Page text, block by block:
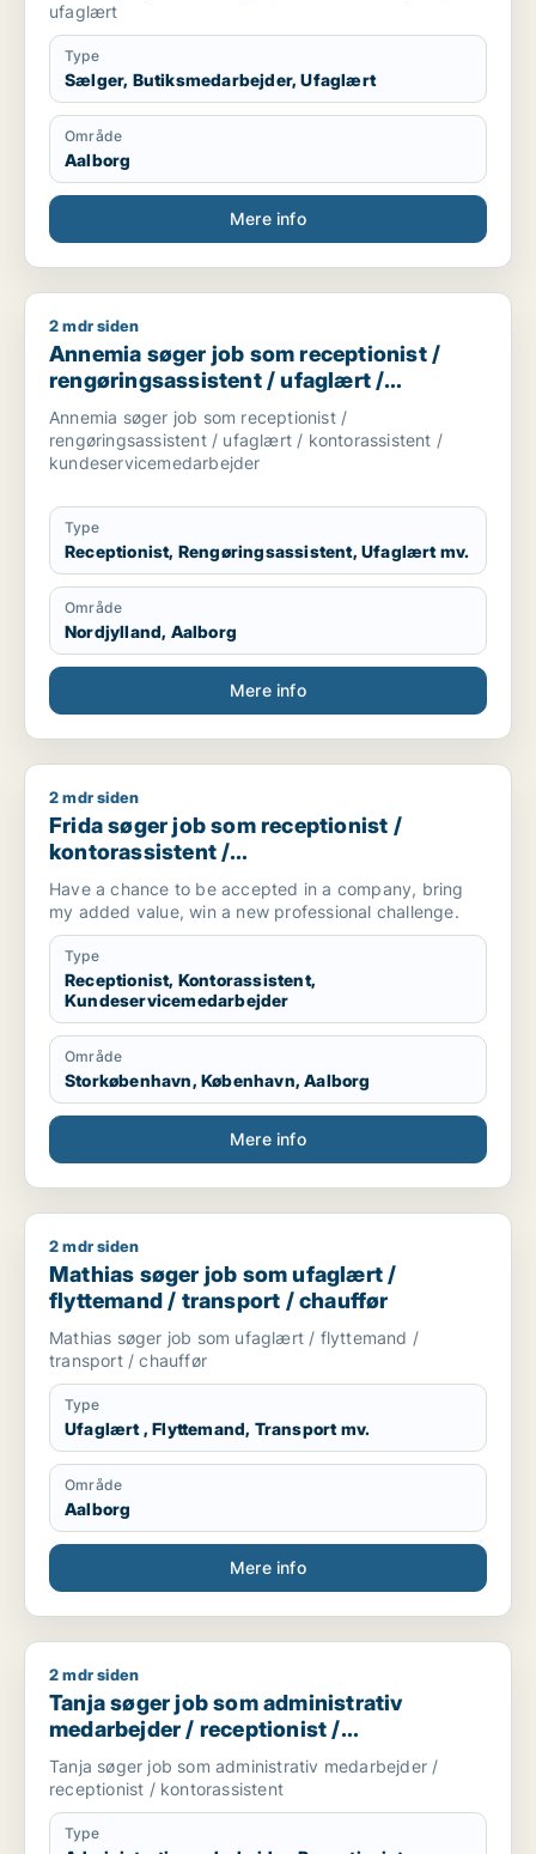
ufaglært
Type
Sælger, Butiksmedarbejder, Ufaglært
Område
Aalborg
Mere info
Annemia søger job som receptionist / rengøringsassistent
2 mdr siden
Annemia søger job som receptionist /
rengøringsassistent / ufaglært /
kontorassistent /
kundeservicemedarbejder
Annemia søger job som receptionist /
rengøringsassistent / ufaglært / kontorassistent /
kundeservicemedarbejder
Type
Receptionist, Rengøringsassistent, Ufaglært mv.
Område
Nordjylland, Aalborg
Mere info
Frida søger job som receptionist / kontorassistent /
2 mdr siden
Frida søger job som receptionist /
kontorassistent /
kundeservicemedarbejder
Have a chance to be accepted in a company, bring
my added value, win a new professional challenge.
Type
Receptionist, Kontorassistent,
Kundeservicemedarbejder
Område
Storkøbenhavn, København, Aalborg
Mere info
Mathias søger job som ufaglært / flyttemand / transport /
2 mdr siden
Mathias søger job som ufaglært /
flyttemand / transport / chauffør
Mathias søger job som ufaglært / flyttemand /
transport / chauffør
Type
Ufaglært , Flyttemand, Transport mv.
Område
Aalborg
Mere info
Tanja søger job som administrativ medarbejder /
2 mdr siden
Tanja søger job som administrativ
medarbejder / receptionist /
kontorassistent
Tanja søger job som administrativ medarbejder /
receptionist / kontorassistent
Type